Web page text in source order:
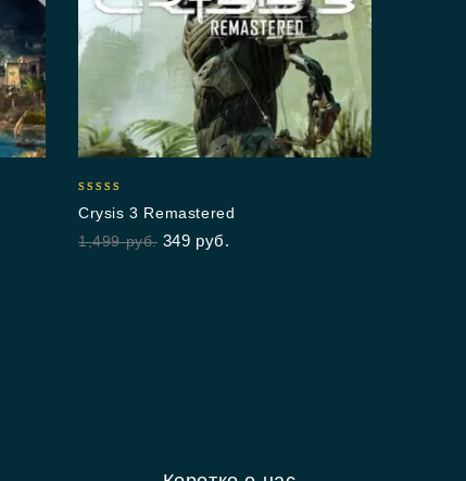
out of 5
Crysis 3 Remastered
1,499руб. 349 руб.